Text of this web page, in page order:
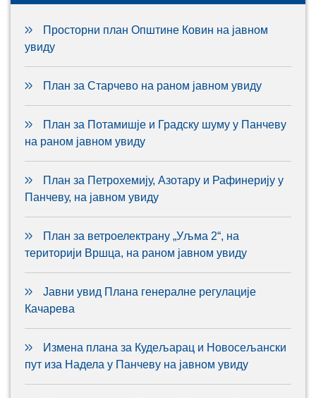
Просторни план Општине Ковин на јавном
увиду
План за Старчево на раном јавном увиду
План за Потамишје и Градску шуму у Панчеву
на раном јавном увиду
План за Петрохемију, Азотару и Рафинерију у
Панчеву, на јавном увиду
План за ветроелектрану „Уљма 2“, на
територији Вршца, на раном јавном увиду
Јавни увид Плана генералне регулације
Качарева
Измена плана за Кудељарац и Новосељански
пут иза Надела у Панчеву на јавном увиду